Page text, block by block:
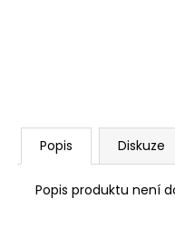
Popis Diskuze
Popis produktu není